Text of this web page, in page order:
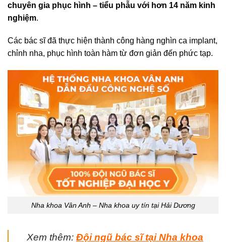
chuyên gia phục hình – tiểu phẫu với hơn 14 năm kinh
nghiệm.
Các bác sĩ đã thực hiện thành công hàng nghìn ca implant,
chỉnh nha, phục hình toàn hàm từ đơn giản đến phức tạp.
Nha khoa Vân Anh – Nha khoa uy tín tại Hải Dương
Xem thêm: Đội ngũ bác sĩ tại Nha khoa